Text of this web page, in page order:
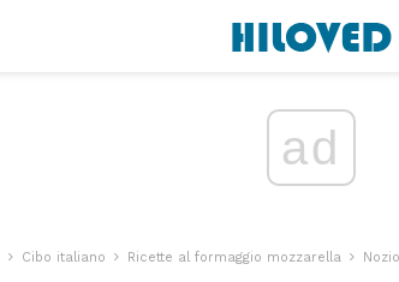
ad
Cibo italiano Ricette al formaggio mozzarella